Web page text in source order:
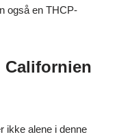
også en THCP-
ikke alene i denne